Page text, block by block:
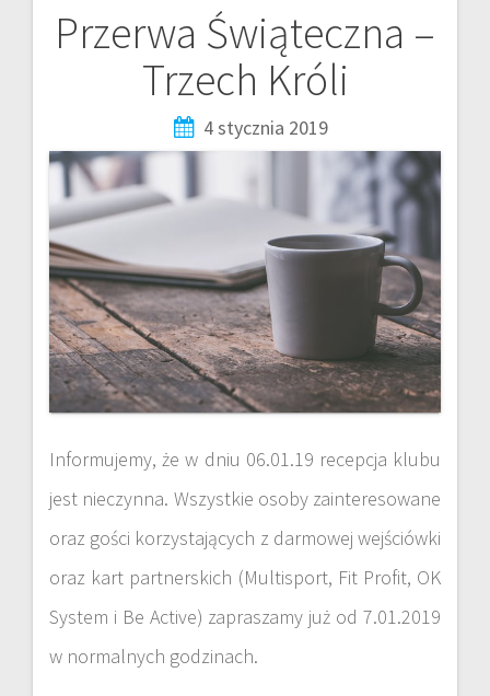
Przerwa Świąteczna –
Trzech Króli
4 stycznia 2019
Informujemy, że w dniu 06.01.19 recepcja klubu
jest nieczynna. Wszystkie osoby zainteresowane
oraz gości korzystających z darmowej wejściówki
oraz kart partnerskich (Multisport, Fit Profit, OK
System i Be Active) zapraszamy już od 7.01.2019
w normalnych godzinach.